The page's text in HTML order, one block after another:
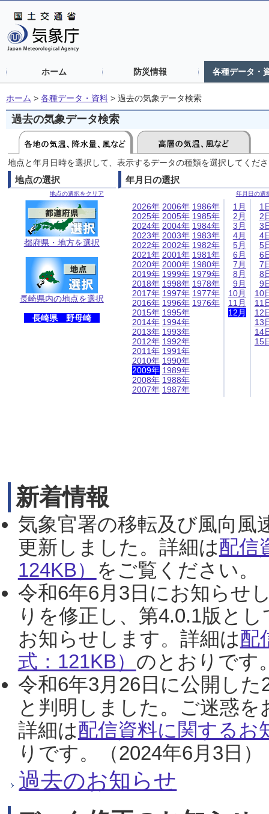
ホーム 防災情報 各種データ・
ホーム > 各種データ・資料 > 過去の気象データ検索
過去の気象データ検索
地点と年月日時を選択して、表示するデータの種類を選択してくだ
地点の選択
地点の選択をクリア
都府県・地方を選択
長崎県内の地点を選択
長崎県 野母崎
年月日の選択
年月日の選
2026年
2025年
2024年
2023年
2022年
2021年
2020年
2019年
2018年
2017年
2016年
2015年
2014年
2013年
2012年
2011年
2010年
2009年
2008年
2007年
2006年
2005年
2004年
2003年
2002年
2001年
2000年
1999年
1998年
1997年
1996年
1995年
1994年
1993年
1992年
1991年
1990年
1989年
1988年
1987年
1986年
1985年
1984年
1983年
1982年
1981年
1980年
1979年
1978年
1977年
1976年
1月
2月
3月
4月
5月
6月
7月
8月
9月
10月
11月
12月
1
2
3
4
5
6
7
8
9
10
11
12
13
14
15
新着情報
気象官署の移転及び風向風
更新しました。詳細は配信
124KB） をご覧ください。
令和6年6月3日にお知らせ
りを修正し、第4.0.1版と
お知らせします。詳細は配
式：121KB） のとおりです
令和6年3月26日に公開し
と判明しました。ご迷惑
詳細は配信資料に関するお
りです。（2024年6月3日）
過去のお知らせ